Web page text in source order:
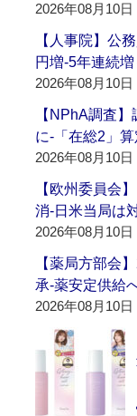
2026年08月10日
【人事院】公
円増‐5年連続
2026年08月10日
【NPhA調査
に‐「在総2」
2026年08月10日
【欧州委員会
消‐日米当局は
2026年08月10日
【薬局方部会
承‐薬安定供給
2026年08月10日